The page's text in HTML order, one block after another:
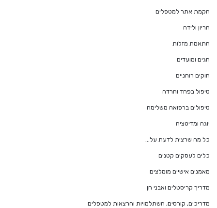
הקמת אתר למטפלים
הריון ולידה
התאמת מזלות
חגים ומועדים
חוקים רוחניים
טיפול בפחד וחרדה
טיפולים ברפואה משלימה
יוגה ומדיטציה
כל מה שרצית לדעת על…
כלים לעסקים קטנים
מאמנים אישיים מומלצים
מדריך קריסטלים ואבני חן
מדריכים, קורסים, השתלמויות והרצאות למטפלים